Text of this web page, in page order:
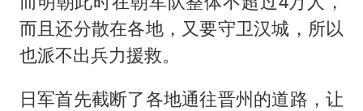
而且还分散在各地，又要守卫汉城，所以
也派不出兵力援救。
日军首先截断了各地通往晋州的道路，让